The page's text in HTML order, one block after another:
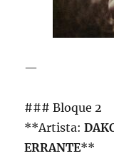
—
### Bloque 2
**Artista:
ERRANTE**